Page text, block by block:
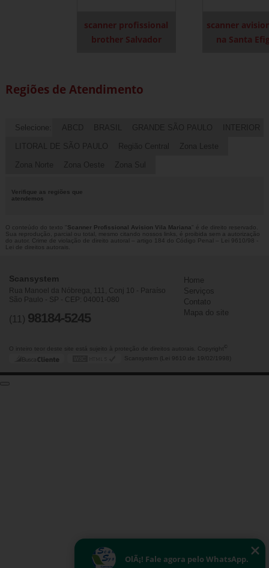
scanner profissional
brother Salvador
scanner
na Santa
Regiões de Atendimento
Selecione: ABCD BRASIL GRANDE SÃO PAULO INTERIOR
LITORAL DE SÃO PAULO Região Central Zona Leste
Zona Norte Zona Oeste Zona Sul
Verifique as regiões que
atendemos
O conteúdo do texto " Scanner Profissional Avision Vila Mariana " é de direito reservado.
Sua reprodução, parcial ou total, mesmo citando nossos links, é proibida sem a autorização
do autor. Crime de violação de direito autoral – artigo 184 do Código Penal –
Lei 9610/98 -
Lei de direitos autorais
Scansystem
Rua Manoel da Nóbrega, 111, Conj 10 - Paraíso
São Paulo - SP - CEP: 04001-080
(11) 98184-5245
Home
Serviços
Contato
Mapa do site
O inteiro teor deste site está sujeito à proteção de direitos autorais. Copyright
Scansystem (Lei 9610 de 19/02/1998)
OlÃ¡! Fale agora pelo WhatsApp.